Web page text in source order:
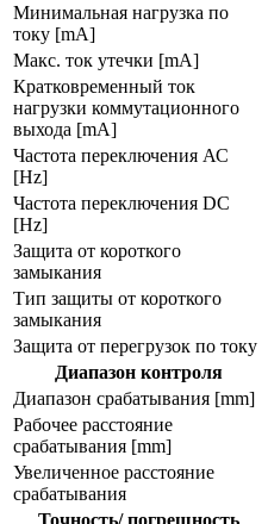
Минимальная нагрузка по
току [mA]
Макс. ток утечки [mA]
Кратковременный ток
нагрузки коммутационного
выхода [mA]
Частота переключения АС
[Hz]
Частота переключения DC
[Hz]
Защита от короткого
замыкания
Тип защиты от короткого
замыкания
Защита от перегрузок по току
Диапазон контроля
Диапазон срабатывания [mm]
Рабочее расстояние
срабатывания [mm]
Увеличенное расстояние
срабатывания
Точность/ погрешность